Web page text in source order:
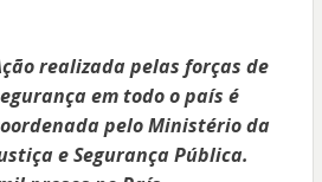
realizada pelas forças de
em todo o país é
pelo Ministério da
e Segurança Pública.